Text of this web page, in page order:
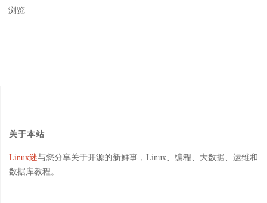
浏览
关于本站
Linux迷与您分享关于开源的新鲜事，Linux、编程、大数据、运维和
数据库教程。